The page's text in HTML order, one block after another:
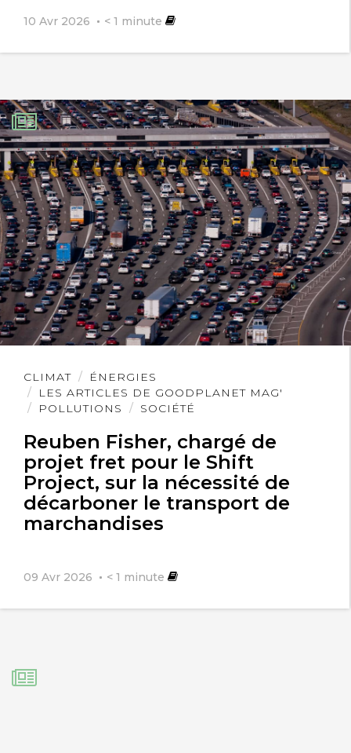
problème mal connu en Europe et qui
empoissonnes des milliers de
Sandy 29 mai 2012
UK’s Air pollution
You should check this :
http://www.clientearth.org/news/press-
releases/air-pollution-government-in-
Impact sur l'air / ...on breathing air |
Pearltrees
16 octobre 2013
10 Avr 2026 < 1 minute
CLIMAT
ÉNERGIES
LES ARTICLES DE GOODPLANET MAG'
POLLUTIONS
SOCIÉTÉ
Reuben Fisher, chargé de
projet fret pour le Shift
Project, sur la nécessité de
décarboner le transport de
marchandises
09 Avr 2026 < 1 minute
Lire
l'article